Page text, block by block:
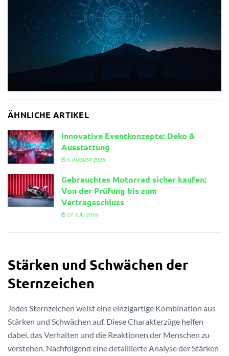
ÄHNLICHE ARTIKEL
Innovative Eventkonzepte: Deko &
Ausstattung
6. AUGUST 2026
Gebrauchtes Motorrad sicher kaufen:
Von der Prüfung bis zum
Vertragsschluss
27. JULI 2026
Stärken und Schwächen der
Sternzeichen
Jedes Sternzeichen weist eine einzigartige Kombination aus
Stärken und Schwächen auf. Diese Charakterzüge helfen
dabei, das Verhalten und die Reaktionen der Menschen zu
verstehen. Nachfolgend eine detaillierte Analyse der Stärken